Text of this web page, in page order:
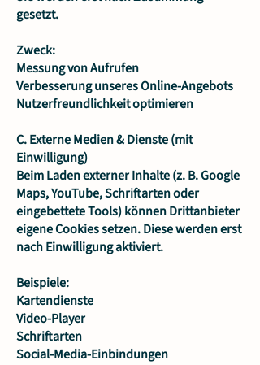
gesetzt.
Zweck:
Messung von Aufrufen
Verbesserung unseres Online-Angebots
Nutzerfreundlichkeit optimieren
C. Externe Medien & Dienste (mit
Einwilligung)
Beim Laden externer Inhalte (z. B. Google
Maps, YouTube, Schriftarten oder
eingebettete Tools) können Drittanbieter
eigene Cookies setzen. Diese werden erst
nach Einwilligung aktiviert.
Beispiele:
Kartendienste
Video-Player
Schriftarten
Social-Media-Einbindungen